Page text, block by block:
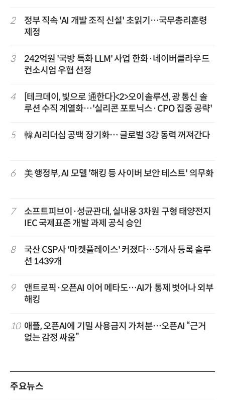
2
정부 직속 'AI 개발 조직 신설' 초읽기…국무총리훈령
제정
3
242억원 '국방 특화 LLM' 사업 한화·네이버클라우드
컨소시엄 우협 선정
4
[테크데이, 빛으로 通한다]<2>오이솔루션, 광 통신 솔
루션 수직 계열화…'실리콘 포토닉스·CPO 집중 공략'
5 韓 AI리더십 공백 장기화… 글로벌 3강 동력 꺼져간다
6 美 행정부, AI 모델 '해킹 등 사이버 보안 테스트' 의무화
7
소프트피브이·성균관대, 실내용 3차원 구형 태양전지
IEC 국제표준 개발 과제 공식 승인
8
국산 CSP사 '마켓플레이스' 커졌다…5개사 등록 솔루
션 1439개
9
앤트로픽·오픈AI 이어 메타도…AI가 통제 벗어나 외부
해킹
10 애플, 오픈AI에 기밀 사용금지 가처분…오픈AI “근거
없는 감정 싸움”
주요뉴스